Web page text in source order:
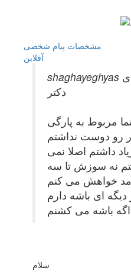
مشخصات پیام شخصی
آفلاين
دکتر
مربوط به پارگی
رو دوست نداشتم
داشتم اصلا نمی
نه سوزش تا سه
خواهش می کنم
ای باشه دارم
باشه می کشنم
سلام